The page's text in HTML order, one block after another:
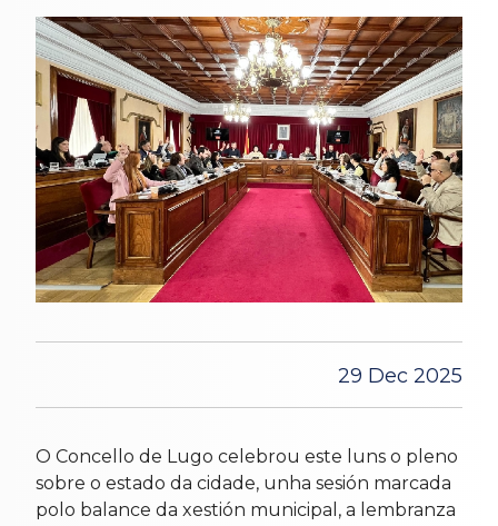
29 Dec 2025
O Concello de Lugo celebrou este luns o pleno
sobre o estado da cidade, unha sesión marcada
polo balance da xestión municipal, a lembranza